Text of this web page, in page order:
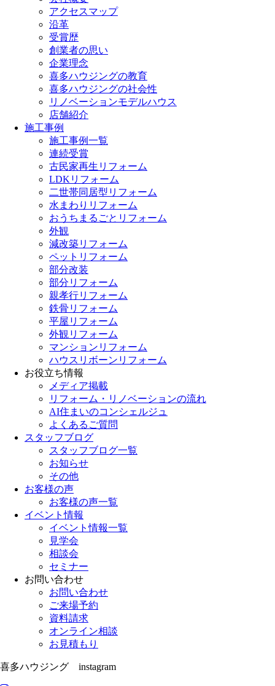
アクセスマップ
沿革
受賞歴
創業者の思い
企業理念
喜多ハウジングの教育
喜多ハウジングの社会性
リノベーションモデルハウス
店舗紹介
施工事例
施工事例一覧
連続受賞
古民家再生リフォーム
LDKリフォーム
二世帯同居型リフォーム
水まわりリフォーム
おうちまるごとリフォーム
外観
減改築リフォーム
ペットリフォーム
部分改装
部分リフォーム
親孝行リフォーム
鉄骨リフォーム
平屋リフォーム
外観リフォーム
マンションリフォーム
ハウスリボーンリフォーム
お役立ち情報
メディア掲載
リフォーム・リノベーションの流れ
AI住まいのコンシェルジュ
よくあるご質問
スタッフブログ
スタッフブログ一覧
お知らせ
その他
お客様の声
お客様の声一覧
イベント情報
イベント情報一覧
見学会
相談会
セミナー
お問い合わせ
お問い合わせ
ご来場予約
資料請求
オンライン相談
お見積もり
喜多ハウジング instagram